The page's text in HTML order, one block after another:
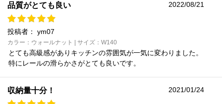
品質がとても良い 2022/08/21
投稿者： ym07
カラー：ウォールナット | サイズ：W140
とても高級感がありキッチンの雰囲気が一気に変わりました。
特にレールの滑らかさがとても良いです。
収納量十分！ 2021/01/24